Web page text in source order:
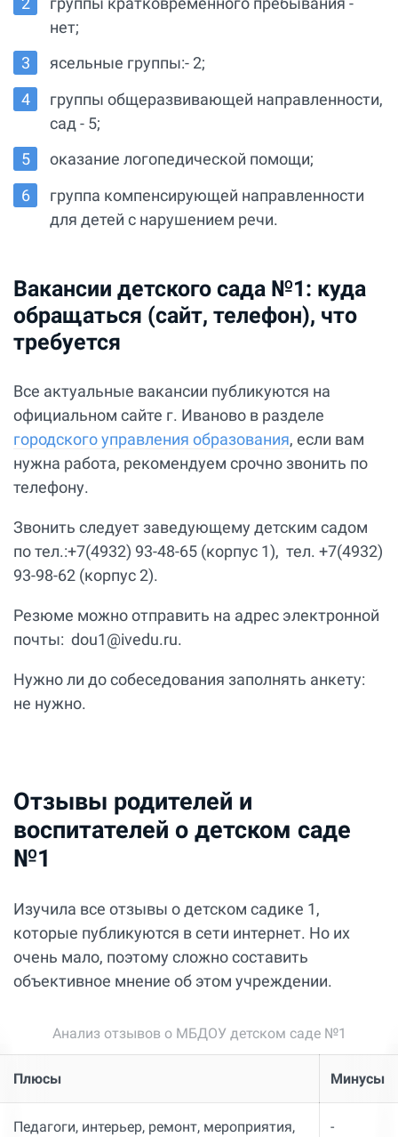
нет;
ясельные группы:- 2;
группы общеразвивающей направленности,
сад - 5;
оказание логопедической помощи;
группа компенсирующей направленности
для детей с нарушением речи.
Вакансии детского сада №1: куда
обращаться (сайт, телефон), что
требуется
Все актуальные вакансии публикуются на
официальном сайте г. Иваново в разделе
городского управления образования, если вам
нужна работа, рекомендуем срочно звонить по
телефону.
Звонить следует заведующему детским садом
по тел.:+7(4932) 93-48-65 (корпус 1), тел. +7(4932)
93-98-62 (корпус 2).
Резюме можно отправить на адрес электронной
почты: dou1@ivedu.ru.
Нужно ли до собеседования заполнять анкету:
не нужно.
Отзывы родителей и
воспитателей о детском саде
№1
Изучила все отзывы о детском садике 1,
которые публикуются в сети интернет. Но их
очень мало, поэтому сложно составить
объективное мнение об этом учреждении.
Анализ отзывов о МБДОУ детском саде №1
Плюсы Минусы
Педагоги, интерьер, ремонт, мероприятия,
-